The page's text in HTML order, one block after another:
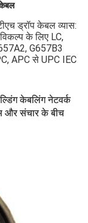
ड्रॉप केबल व्यास:
के लिए LC,
G657B3
APC से UPC IEC
केबलिंग नेटवर्क
और संचार के बीच